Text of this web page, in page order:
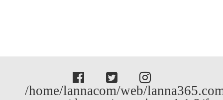
/home/lannacom/web/